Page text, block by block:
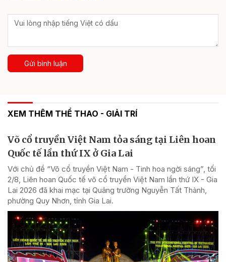
Gửi bình luận
XEM THÊM THỂ THAO - GIẢI TRÍ
Võ cổ truyền Việt Nam tỏa sáng tại Liên hoan
Quốc tế lần thứ IX ở Gia Lai
Với chủ đề “Võ cổ truyền Việt Nam - Tinh hoa ngời sáng”, tối
2/8, Liên hoan Quốc tế võ cổ truyền Việt Nam lần thứ IX - Gia
Lai 2026 đã khai mạc tại Quảng trường Nguyễn Tất Thành,
phường Quy Nhơn, tỉnh Gia Lai.